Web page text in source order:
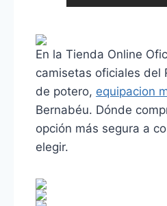
En la Tienda Online
camisetas oficiales del
de potero, equipacion
Bernabéu. Dónde
opción más segura a
elegir.